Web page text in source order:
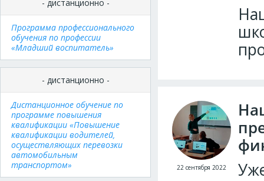
- дистанционно -
Программа профессионального
обучения по профессии
«Младший воспитатель»
- дистанционно -
Дистанционное обучение по
программе повышения
квалификации «Повышение
квалификации водителей,
осуществляющих перевозки
автомобильным
транспортом»
22 сентября 2022